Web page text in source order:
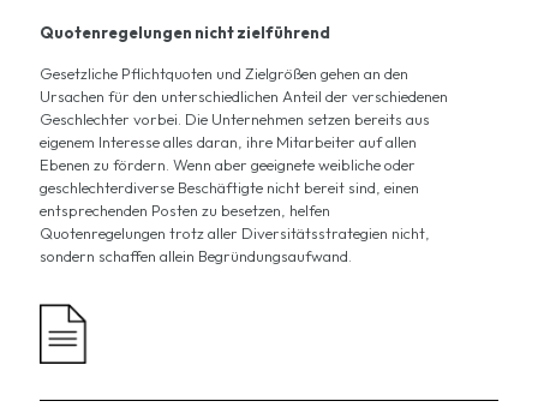
Quotenregelungen nicht zielführend
Gesetzliche Pflichtquoten und Zielgrößen gehen an den
Ursachen für den unterschiedlichen Anteil der verschiedenen
Geschlechter vorbei. Die Unternehmen setzen bereits aus
eigenem Interesse alles daran, ihre Mitarbeiter auf allen
Ebenen zu fördern. Wenn aber geeignete weibliche oder
geschlechterdiverse Beschäftigte nicht bereit sind, einen
entsprechenden Posten zu besetzen, helfen
Quotenregelungen trotz aller Diversitätsstrategien nicht,
sondern schaffen allein Begründungsaufwand.